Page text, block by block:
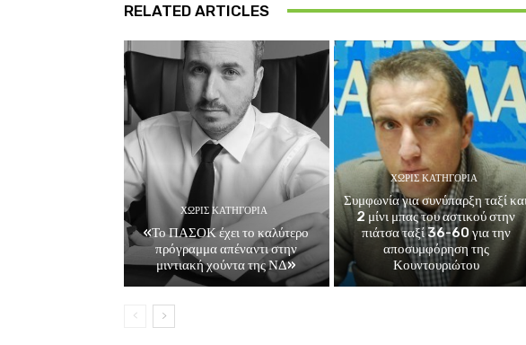
RELATED ARTICLES
ΧΩΡΊΣ ΚΑΤΗΓΟΡΊΑ
«Το ΠΑΣΟΚ έχει το καλύτερο
πρόγραμμα απέναντι στην
μιντιακή χούντα της ΝΔ»
ΧΩΡΊΣ ΚΑΤΗΓΟΡΊΑ
Συμφωνία για συνύπαρξη ταξί
2 μίνι μπας του αστικού στην
πιάτσα ταξί 36-60 για την
αποσυμφόρηση της
Κουντουριώτου